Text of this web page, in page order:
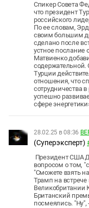
Спикер Совета
что президент
российского
По ее словам,
своим большим
сделано после
устное послание
Матвиенко
содержательной.
Турции
отношения, что
сотрудничества
успешно
сфере
28.02.25 в 08:36
(Суперэксперт)
Президент США
вопросом о том,
"Сможете взять
Трамп на
Великобритании
Британский
посмеялись. "Ну",